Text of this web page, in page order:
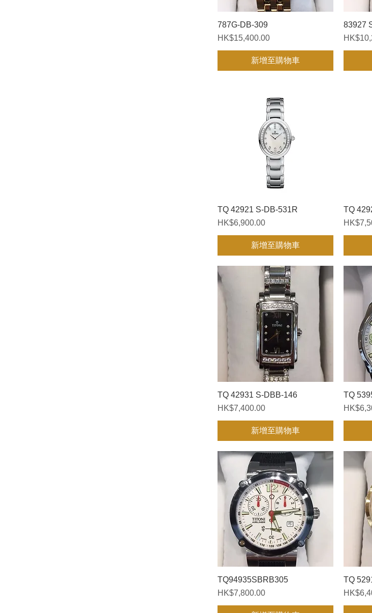
快速瀏覽
787G-DB-309
價格
HK$15,400.00
新增至購物車
83927
價格
快速瀏覽
TQ 42921 S-DB-531R
價格
HK$6,900.00
新增至購物車
TQ
價格
快速瀏覽
TQ 42931 S-DBB-146
價格
HK$7,400.00
新增至購物車
TQ
價格
快速瀏覽
TQ94935SBRB305
價格
HK$7,800.00
TQ
價格